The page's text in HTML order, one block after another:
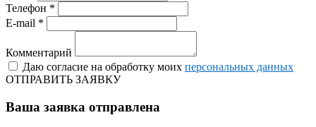
Телефон *
E-mail *
Комментарий
Даю согласие на обработку моих персональных данных
ОТПРАВИТЬ ЗАЯВКУ
Ваша заявка отправлена